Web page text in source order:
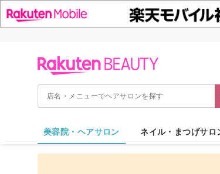
美容院・ヘアサロン ネイル・まつげサロ